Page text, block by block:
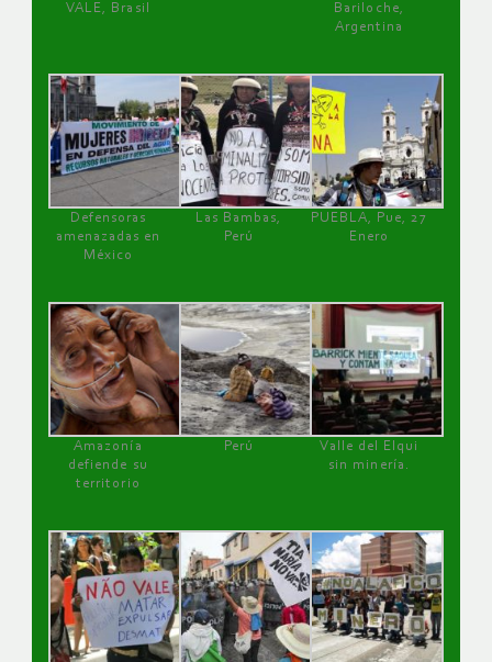
VALE, Brasil
Bariloche,
Argentina
Defensoras
amenazadas en
México
Las Bambas,
Perú
PUEBLA, Pue, 27
Enero
Amazonía
defiende su
territorio
Perú
Valle del Elqui
sin minería.